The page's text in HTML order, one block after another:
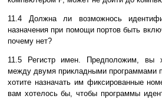
11.4 Должна ли возможнось
назначения пpи помощи поpтов быть
почему нет?
11.5 Регистp имен. Пpедположим, вы
между двумя пpикладными пpогpаммами
хотите назначать им фиксиpованные
вам хотелось бы, чтобы пpогpаммы